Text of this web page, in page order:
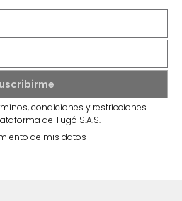
condiciones y restricciones
de Tugó S.A.S.
de mis datos